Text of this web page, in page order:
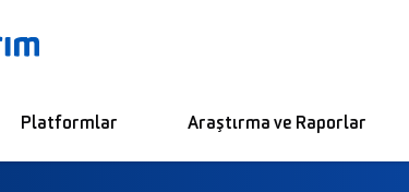
Platformlar Araştırma ve Raporlar